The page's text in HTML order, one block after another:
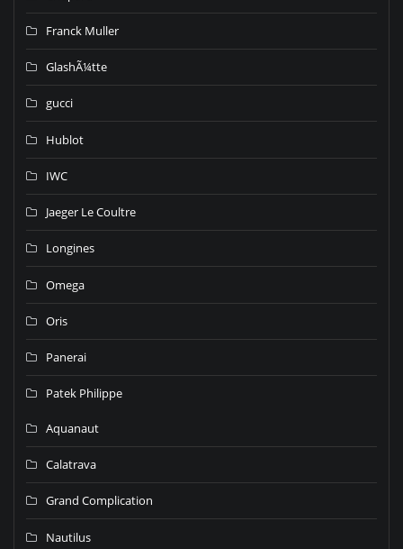
Franck Muller
GlashÃ¼tte
gucci
Hublot
IWC
Jaeger Le Coultre
Longines
Omega
Oris
Panerai
Patek Philippe
Aquanaut
Calatrava
Grand Complication
Nautilus